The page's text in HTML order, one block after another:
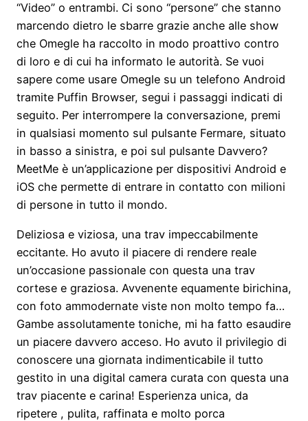
“Video” o entrambi. Ci sono “persone” che stanno
marcendo dietro le sbarre grazie anche alle show
che Omegle ha raccolto in modo proattivo contro
di loro e di cui ha informato le autorità. Se vuoi
sapere come usare Omegle su un telefono Android
tramite Puffin Browser, segui i passaggi indicati di
seguito. Per interrompere la conversazione, premi
in qualsiasi momento sul pulsante Fermare, situato
in basso a sinistra, e poi sul pulsante Davvero?
MeetMe è un’applicazione per dispositivi Android e
iOS che permette di entrare in contatto con milioni
di persone in tutto il mondo.
Deliziosa e viziosa, una trav impeccabilmente
eccitante. Ho avuto il piacere di rendere reale
un’occasione passionale con questa una trav
cortese e graziosa. Avvenente equamente birichina,
con foto ammodernate viste non molto tempo fa…
Gambe assolutamente toniche, mi ha fatto esaudire
un piacere davvero acceso. Ho avuto il privilegio di
conoscere una giornata indimenticabile il tutto
gestito in una digital camera curata con questa una
trav piacente e carina! Esperienza unica, da
ripetere , pulita, raffinata e molto porca